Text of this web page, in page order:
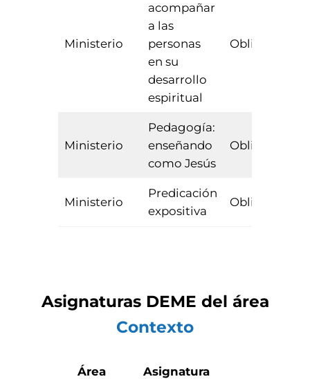
Ministerio
acompañar
a las
personas
en su
desarrollo
espiritual
Obligatoria
Ministerio
Pedagogía:
enseñando
como Jesús
Obligatoria
Ministerio
Predicación
expositiva
Obligatoria
Asignaturas DEME del área
Contexto
Área Asignatura